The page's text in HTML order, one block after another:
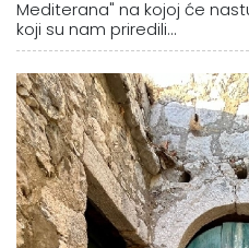
Mediterana" na kojoj će
koji su nam priredili...